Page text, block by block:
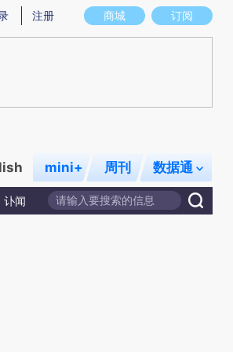
意图存在偏差。不代表财新观点和立场。推荐点击
商城 订阅
注册
mini+ 周刊 数据通
讣闻